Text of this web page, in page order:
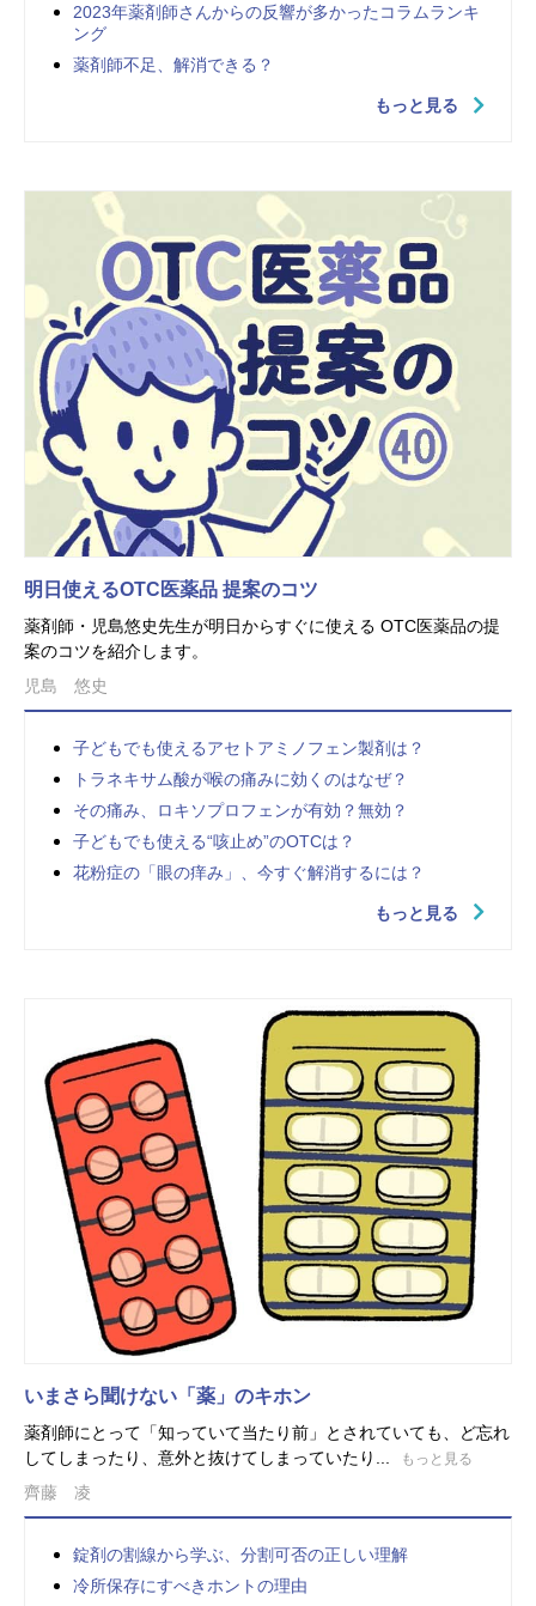
2023年薬剤師さんからの反響が多かったコラムランキ
ング
薬剤師不足、解消できる？
もっと見る
明日使えるOTC医薬品 提案のコツ
薬剤師・児島悠史先生が明日からすぐに使える OTC医薬品の提
案のコツを紹介します。
児島 悠史
子どもでも使えるアセトアミノフェン製剤は？
トラネキサム酸が喉の痛みに効くのはなぜ？
その痛み、ロキソプロフェンが有効？無効？
子どもでも使える“咳止め”のOTCは？
花粉症の「眼の痒み」、今すぐ解消するには？
もっと見る
いまさら聞けない「薬」のキホン
薬剤師にとって「知っていて当たり前」とされていても、ど忘れ
してしまったり、意外と抜けてしまっていたり...
もっと見る
齊藤 凌
錠剤の割線から学ぶ、分割可否の正しい理解
冷所保存にすべきホントの理由